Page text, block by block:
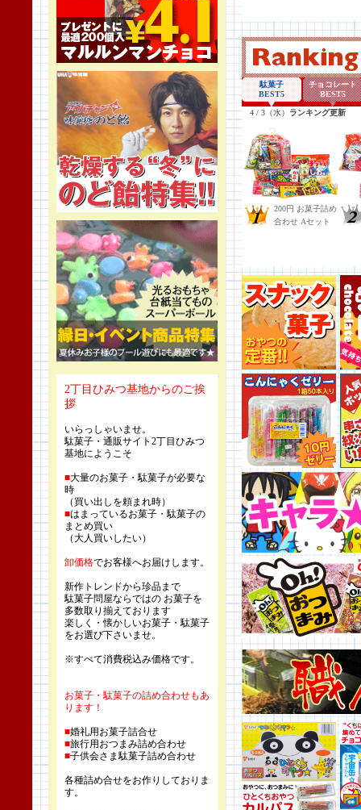
2丁目ひみつ基地からのご挨
拶
いらっしゃいませ。
駄菓子・通販サイト2丁目ひみつ
基地にようこそ
■大量のお菓子・駄菓子が必要な
時
（買い出しを頼まれ時）
■はまっているお菓子・駄菓子の
まとめ買い
（大人買いしたい）
卸価格でお客様へお届けします。
新作トレンドから珍品まで
駄菓子問屋ならではの お菓子を
多数取り揃えております
楽しく・懐かしいお菓子・駄菓子
をお選び下さいませ。
※すべて消費税込み価格です。
お菓子・駄菓子の詰め合わせもあ
ります！
■婚礼用お菓子詰合せ
■旅行用おつまみ詰め合わせ
■子供会さま駄菓子詰め合わせ
各種詰め合せをお作りしておりま
す。